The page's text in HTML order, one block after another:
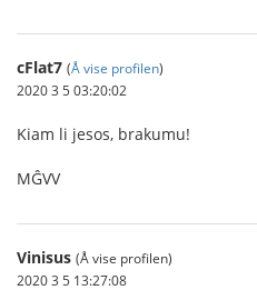
cFlat7 (Å vise profilen)
2020 3 5 03:20:02
Kiam li jesos, brakumu!
MĜVV
Vinisus (Å vise profilen)
2020 3 5 13:27:08